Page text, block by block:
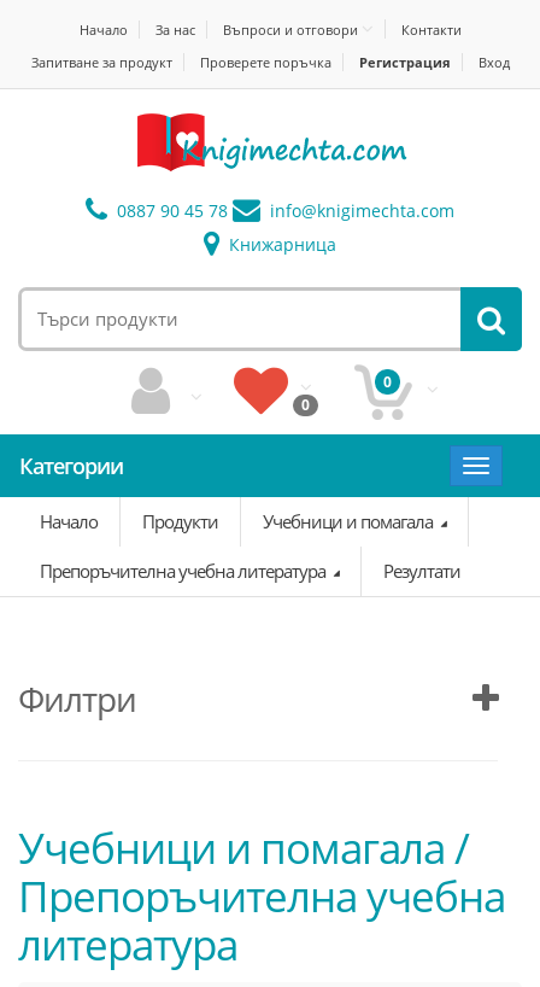
Начало За нас Въпроси и отговори
Контакти
Запитване за продукт
Проверете поръчка Регистрация Вход
0887 90 45 78 info@knigimechta.com
Книжарница
0
0
Категории
Toggle
Начало
Продукти Учебници и помагала
Препоръчителна учебна литература Резултати
Филтри
Учебници и помагала /
Препоръчителна учебна
литература